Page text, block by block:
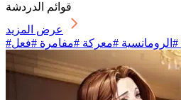
قوائم الدردشة
عرض المزيد
#الرومانسية #معركة #مفامرة #فعل